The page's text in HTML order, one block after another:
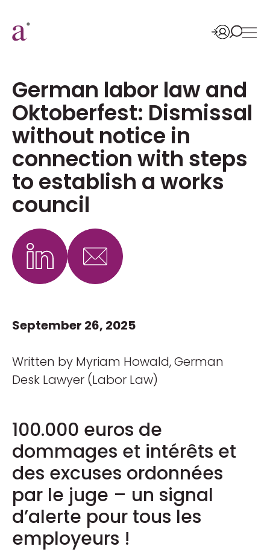
German labor law and
Oktoberfest: Dismissal
without notice in
connection with steps
to establish a works
council
September 26, 2025
Written by Myriam Howald, German
Desk Lawyer (Labor Law)
100.000 euros de
dommages et intérêts et
des excuses ordonnées
par le juge – un signal
d’alerte pour tous les
employeurs !